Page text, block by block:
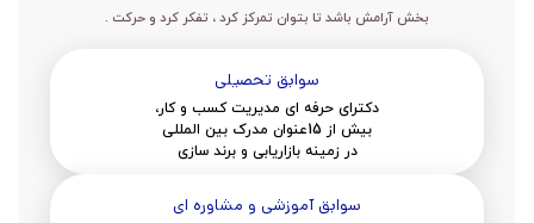
بخش آرامش باشد تا بتوان تمرکز کرد ، تفکر کرد و حرکت .
سوابق تحصیلی
دکترای حرفه ای مدیریت کسب و کار،
بیش از 15عنوان مدرک بین المللی
در زمینه بازاریابی و برند سازی
سوابق آموزشی و مشاوره ای